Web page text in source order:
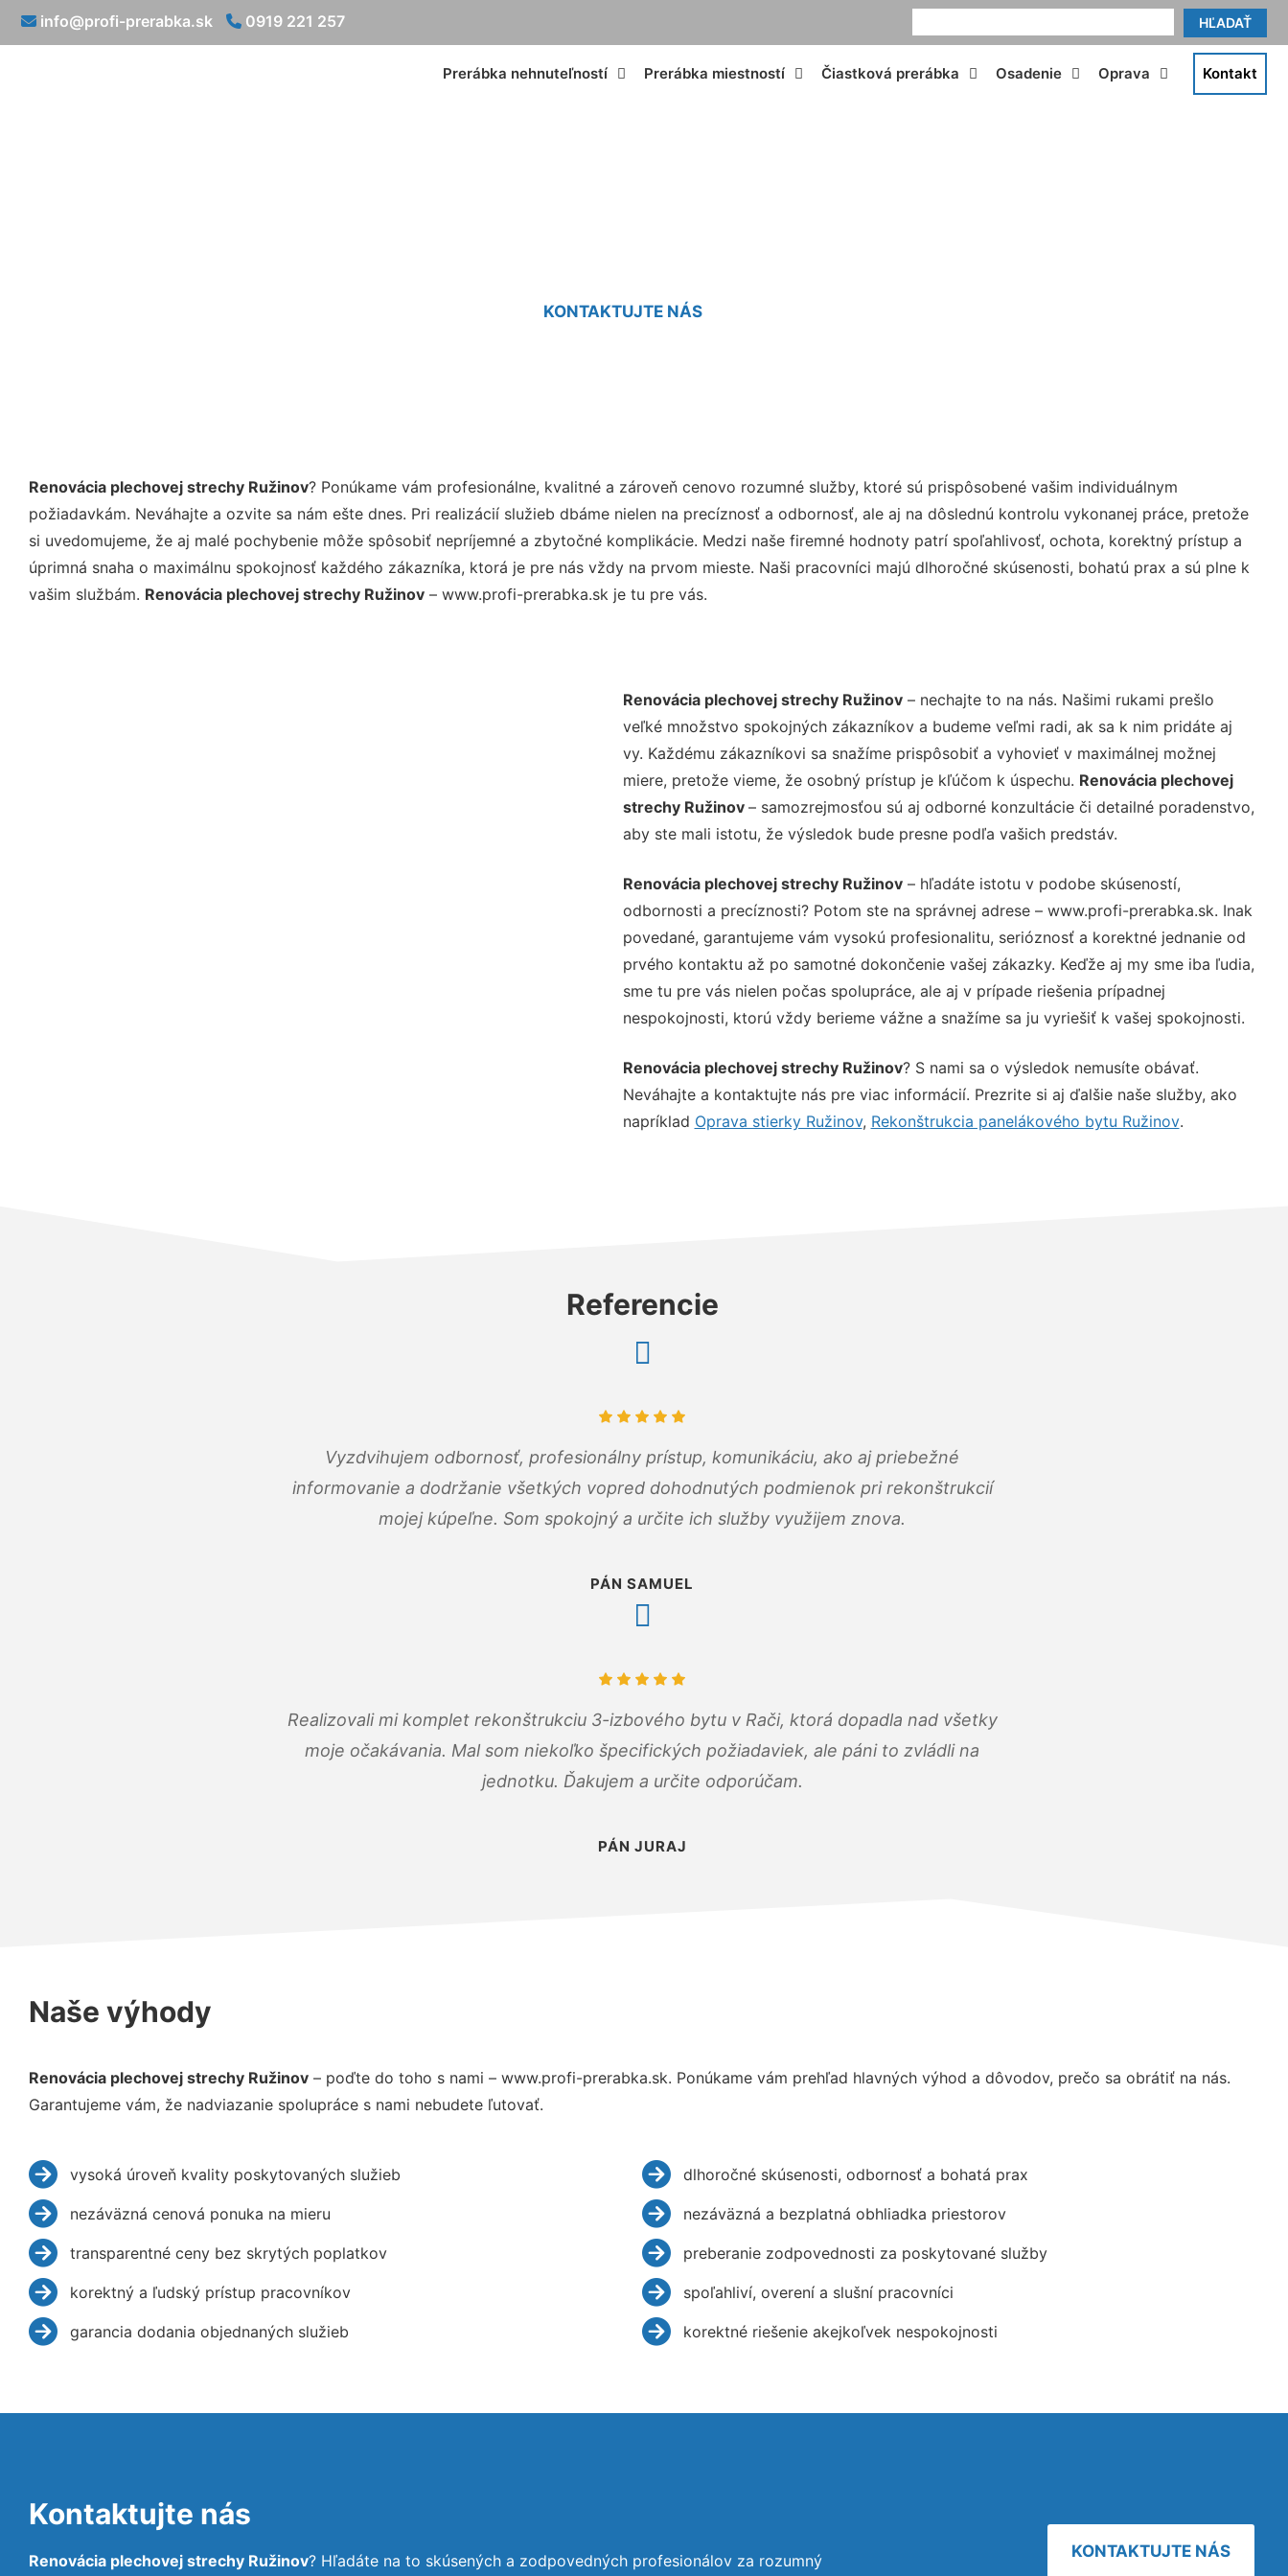
HĽADAŤ
info@profi-prerabka.sk 0919 221 257
Prerábka nehnuteľností Prerábka miestností Čiastková prerábka Osadenie Oprava Kontakt
KONTAKTUJTE NÁS
Renovácia plechovej strechy Ružinov? Ponúkame vám profesionálne, kvalitné a zároveň cenovo rozumné služby, ktoré sú prispôsobené vašim individuálnym
požiadavkám. Neváhajte a ozvite sa nám ešte dnes. Pri realizácií služieb dbáme nielen na precíznosť a odbornosť, ale aj na dôslednú kontrolu vykonanej práce, pretože
si uvedomujeme, že aj malé pochybenie môže spôsobiť nepríjemné a zbytočné komplikácie. Medzi naše firemné hodnoty patrí spoľahlivosť, ochota, korektný prístup a
úprimná snaha o maximálnu spokojnosť každého zákazníka, ktorá je pre nás vždy na prvom mieste. Naši pracovníci majú dlhoročné skúsenosti, bohatú prax a sú plne k
vašim službám. Renovácia plechovej strechy Ružinov – www.profi-prerabka.sk je tu pre vás.
Renovácia plechovej strechy Ružinov– nechajte to na nás. Našimi rukami prešlo
veľké množstvo spokojných zákazníkov a budeme veľmi radi, ak sa k nim pridáte aj
vy. Každému zákazníkovi sa snažíme prispôsobiť a vyhovieť v maximálnej možnej
miere, pretože vieme, že osobný prístup je kľúčom k úspechu. Renovácia plechovej
strechy Ružinov – samozrejmosťou sú aj odborné konzultácie či detailné poradenstvo,
aby ste mali istotu, že výsledok bude presne podľa vašich predstáv.
Renovácia plechovej strechy Ružinov– hľadáte istotu v podobe skúseností,
odbornosti a precíznosti? Potom ste na správnej adrese – www.profi-prerabka.sk. Inak
povedané, garantujeme vám vysokú profesionalitu, serióznosť a korektné jednanie od
prvého kontaktu až po samotné dokončenie vašej zákazky. Keďže aj my sme iba ľudia,
sme tu pre vás nielen počas spolupráce, ale aj v prípade riešenia prípadnej
nespokojnosti, ktorú vždy berieme vážne a snažíme sa ju vyriešiť k vašej spokojnosti.
Renovácia plechovej strechy Ružinov? S nami sa o výsledok nemusíte obávať.
Neváhajte a kontaktujte nás pre viac informácií. Prezrite si aj ďalšie naše služby, ako
napríklad Oprava stierky Ružinov, Rekonštrukcia panelákového bytu Ružinov.
Referencie
Vyzdvihujem odbornosť, profesionálny prístup, komunikáciu, ako aj priebežné
informovanie a dodržanie všetkých vopred dohodnutých podmienok pri rekonštrukcií
mojej kúpeľne. Som spokojný a určite ich služby využijem znova.
PÁN SAMUEL
Realizovali mi komplet rekonštrukciu 3-izbového bytu v Rači, ktorá dopadla nad všetky
moje očakávania. Mal som niekoľko špecifických požiadaviek, ale páni to zvládli na
jednotku. Ďakujem a určite odporúčam.
PÁN JURAJ
Naše výhody
Renovácia plechovej strechy Ružinov – poďte do toho s nami – www.profi-prerabka.sk. Ponúkame vám prehľad hlavných výhod a dôvodov, prečo sa obrátiť na nás.
Garantujeme vám, že nadviazanie spolupráce s nami nebudete ľutovať.
vysoká úroveň kvality poskytovaných služieb
nezáväzná cenová ponuka na mieru
transparentné ceny bez skrytých poplatkov
korektný a ľudský prístup pracovníkov
garancia dodania objednaných služieb
dlhoročné skúsenosti, odbornosť a bohatá prax
nezáväzná a bezplatná obhliadka priestorov
preberanie zodpovednosti za poskytované služby
spoľahliví, overení a slušní pracovníci
korektné riešenie akejkoľvek nespokojnosti
Kontaktujte nás
Renovácia plechovej strechy Ružinov? Hľadáte na to skúsených a zodpovedných profesionálov za rozumný KONTAKTUJTE NÁS